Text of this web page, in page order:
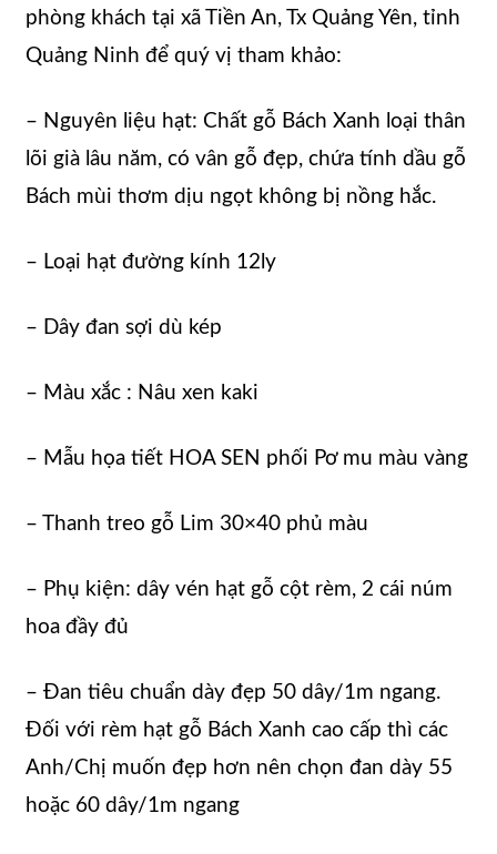
phòng khách tại xã Tiền An, Tx Quảng Yên, tỉnh
Quảng Ninh để quý vị tham khảo:
– Nguyên liệu hạt: Chất gỗ Bách Xanh loại thân
lõi già lâu năm, có vân gỗ đẹp, chứa tính dầu gỗ
Bách mùi thơm dịu ngọt không bị nồng hắc.
– Loại hạt đường kính 12ly
– Dây đan sợi dù kép
– Màu xắc : Nâu xen kaki
– Mẫu họa tiết HOA SEN phối Pơ mu màu vàng
– Thanh treo gỗ Lim 30×40 phủ màu
– Phụ kiện: dây vén hạt gỗ cột rèm, 2 cái núm
hoa đầy đủ
– Đan tiêu chuẩn dày đẹp 50 dây/1m ngang.
Đối với rèm hạt gỗ Bách Xanh cao cấp thì các
Anh/Chị muốn đẹp hơn nên chọn đan dày 55
hoặc 60 dây/1m ngang